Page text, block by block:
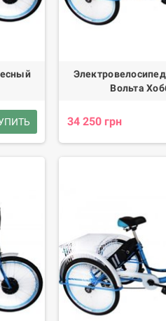
Вольта
34 250 грн